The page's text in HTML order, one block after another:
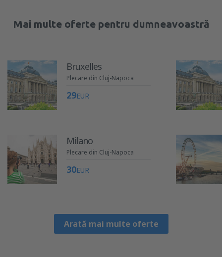
Mai multe oferte pentru dumneavoastră
Bruxelles
Plecare din Cluj-Napoca
29EUR
Milano
Plecare din Cluj-Napoca
30EUR
Arată mai multe oferte